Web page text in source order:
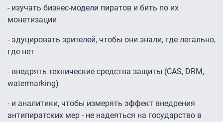
- изучать бизнес-модели пиратов и бить по их
монетизации
- эдуцировать зрителей, чтобы они знали, где легально,
где нет
- внедрять технические средства защиты (CAS, DRM,
watermarking)
- и аналитики, чтобы измерять эффект внедрения
антипиратских мер - не надеяться на государство в